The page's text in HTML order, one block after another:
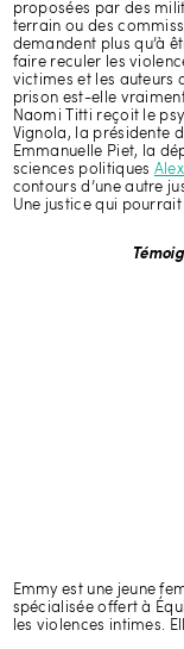
proposées par des
terrain ou des
demandent plus qu’à
faire reculer les
victimes et les auteurs
prison est-elle
Naomi Titti reçoit le
Vignola, la présidente
Emmanuelle Piet, la
sciences politiques
contours d’une autre
Une justice qui
Emmy est une jeune
spécialisée offert à
les violences intimes.